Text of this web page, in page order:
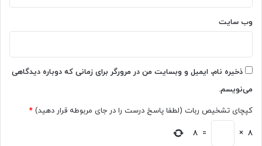
ز
آ
ن
وب‌ سایت
ذخیره نام، ایمیل و وبسایت من در مرورگر برای زمانی که دوباره دیدگاهی
می‌نویسم.
کپچای تشخیص ربات (لطفا پاسخ درست را در جای مربوطه قرار دهید) *
8
×
=
8